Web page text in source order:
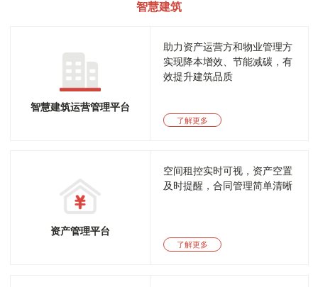
智慧建筑
智慧建筑运营管理平台
助力资产运营方和物业管理方
实现降本增效、节能减碳，有
效提升建筑品质
了解更多
资产管理平台
空间租控实时可视，资产空置
及时提醒，合同管理简单清晰
了解更多